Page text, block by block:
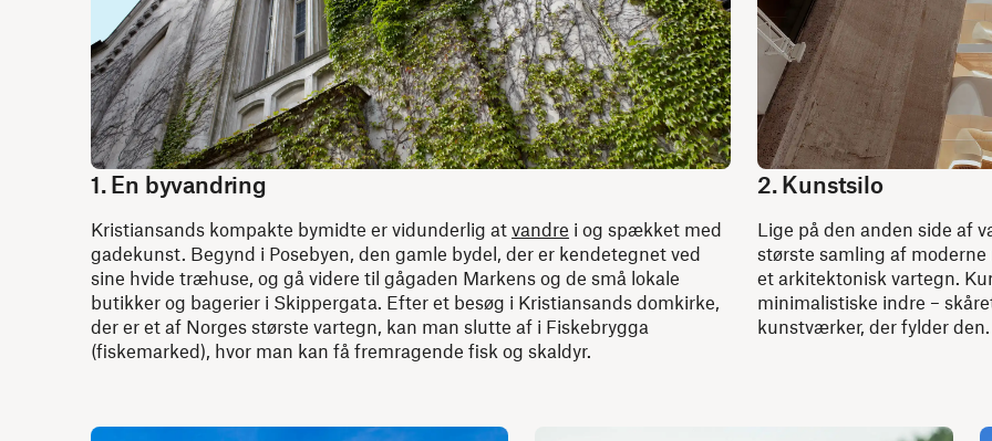
1. En byvandring
Kristiansands kompakte bymidte er vidunderlig at vandre i og spækket med
gadekunst. Begynd i Posebyen, den gamle bydel, der er kendetegnet ved
sine hvide træhuse, og gå videre til gågaden Markens og de små lokale
butikker og bagerier i Skippergata. Efter et besøg i Kristiansands domkirke,
der er et af Norges største vartegn, kan man slutte af i Fiskebrygga
(fiskemarked), hvor man kan få fremragende fisk og skaldyr.
2. Kunstsilo
Lige på den anden side af
største samling af
et arkitektonisk vartegn.
minimalistiske indre –
kunstværker, der fylder den.